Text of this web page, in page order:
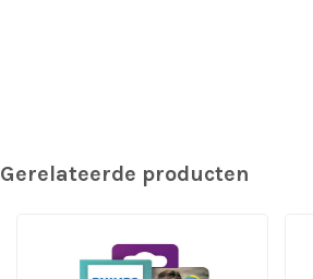
Gerelateerde producten